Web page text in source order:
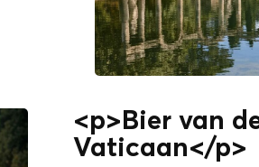
<p>Bier van
Vaticaan</p>